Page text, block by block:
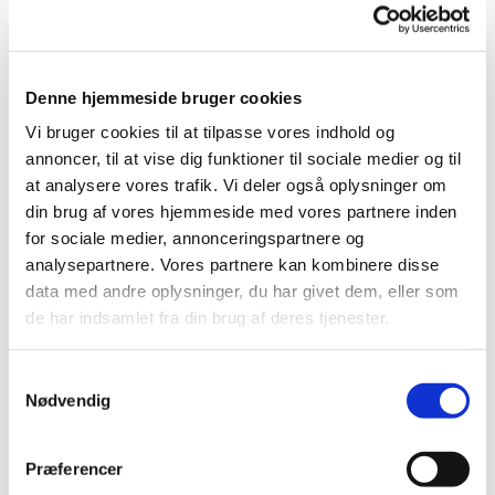
Denne hjemmeside bruger cookies
Vi bruger cookies til at tilpasse vores indhold og
annoncer, til at vise dig funktioner til sociale medier og til
at analysere vores trafik. Vi deler også oplysninger om
din brug af vores hjemmeside med vores partnere inden
for sociale medier, annonceringspartnere og
analysepartnere. Vores partnere kan kombinere disse
data med andre oplysninger, du har givet dem, eller som
de har indsamlet fra din brug af deres tjenester.
Nødvendig
Præferencer
ved Høje Taastrup
Kirke
Vi har ingen oplysninger om de
præster, der fungerede ved
kirken i katolsk tid. Derfor starter
listen ved reformation i 1536.
– præst til Tostrup
og Uggeløse